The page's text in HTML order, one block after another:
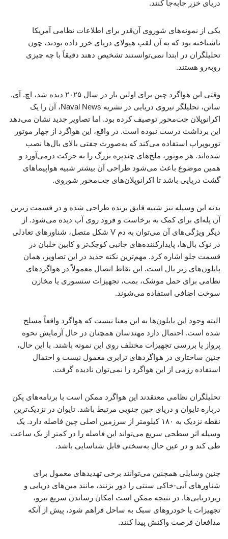
دریای خزر جابه‌جا کنند.
یکی از نمونه‌های شوروی آن‌قدر برای اطلاعات نظامی آمریکا
ناشناخته بود که به آن لقب هیولای دریای خزر داده بودند، چون
تحلیلگران در ابتدا نمی‌توانستند تشخیص دهند دقیقاً با چه چیزی
روبه‌رو هستند.
وقتی این هواگرد چین برای اولین‌ بار در سال ۲۰۲۵ دیده شد، اچ. آی.
ساتن، تحلیلگر نیروی دریایی در نشریه Naval News، آن را یک
اکرانوپلان جت‌محور توصیف کرده بود. اما تصاویر جدید نشان می‌دهد
این برداشت درست نبوده است. در واقع، این هواگرد از چهار موتور
توربوپراپ استفاده می‌کند که به‌صورت جفتی بالای بال‌ها نصب
شده‌اند. هر موتور، ملخ‌های چندپره بزرگ را به حرکت درمی‌آورد و
همین موضوع باعث می‌شود طراحی آن بیشتر شبیه هواپیماهای
گشت دریایی باشد تا اکرانوپلان‌های جت‌محور شوروی.
بدنه این وسیله نیز شبیه قایق پرنده طراحی شده و در قسمت زیرین
آن پله‌ای برای کمک به برخاست و فرود روی آب دیده می‌شود. از
دیگر ویژگی‌های آن می‌توان به دم V شکل متصل، شناورهای تعادلی
در نوک بال‌ها، پایدارکننده‌های جانبی کوچک‌تر و کابین خلبان در
قسمت جلو اشاره کرد. مهم‌ترین نکته جدید در این تصاویر، همان
پایلون‌های زیر بال است. این نقاط اتصال معمولاً در هواگردهای
نظامی برای حمل موشک، بمب، تجهیزات سنسوری یا مخازن
سوخت اضافی استفاده می‌شوند.
البته وجود این پایلون‌ها به این معنا نیست که هواگرد واقعاً مسلح
شده است. احتمال دارد مهندسان همچنان در حال آزمایش نحوه
پرواز یا بررسی تجهیزات مختلف روی این نمونه باشند. با این حال،
چنین ساختاری در هواگردهای ترابری معمول نیست و احتمال
استفاده رزمی از این هواگرد را نمی‌توان نادیده گرفت.
تحلیلگران نظامی معتقدند این هواگرد ممکن است با برنامه‌های پکن
درباره تایوان و دریای چین جنوبی مرتبط باشد. تایوان در نزدیک‌ترین
نقطه نزدیک به ۱۸۰ کیلومتر از سرزمین اصلی چین فاصله دارد. یک
وسیله اثر سطحی سریع می‌تواند این فاصله را در کمتر از یک ساعت
طی کند و در عین حال به‌سختی قابل شناسایی باشد.
چنین وسایلی همچنین می‌توانند برخی تهدیدهای معمول برای
شناورهای آبی-خاکی سنتی را دور بزنند، مانند مین‌های دریایی و
زیردریایی‌ها. در نتیجه ممکن است امکان رساندن سریع نیرو،
تجهیزات یا خودروهای سبک به ساحل فراهم شود، پیش از آنکه
مدافعان فرصت واکنش پیدا کنند.